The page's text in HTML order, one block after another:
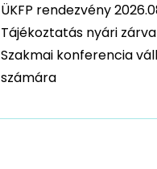
ÜKFP rendezvény
Tájékoztatás nyári
Szakmai konferencia
számára